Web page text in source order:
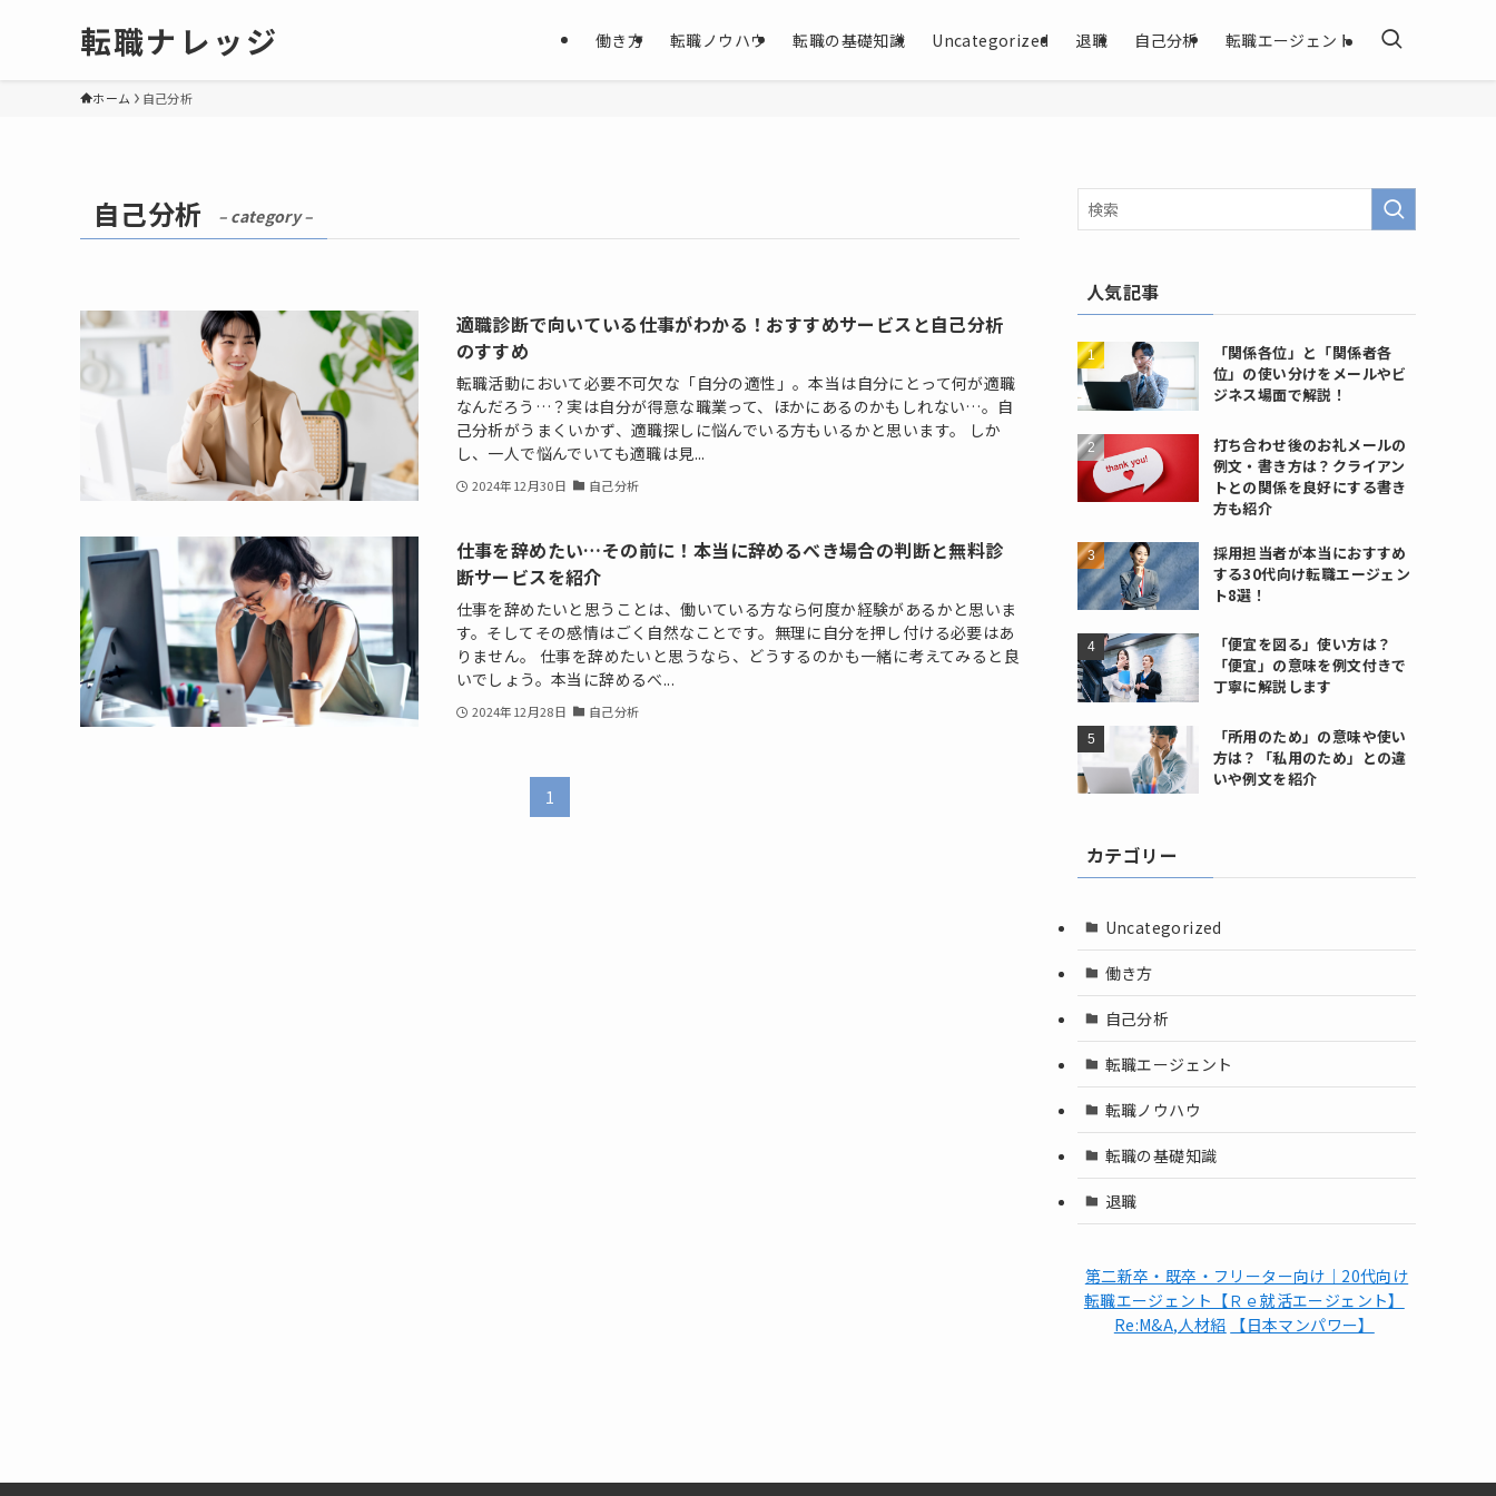
転職ナレッジ 働き方 転職ノウハウ 転職の基礎知識 Uncategorized 退職 自己分析 転職エージェント
ホーム 自己分析
自己分析 – category –
適職診断で向いている仕事がわかる！おすすめサービスと自己分析
のすすめ
転職活動において必要不可欠な「自分の適性」。本当は自分にとって何が適職
なんだろう…？実は自分が得意な職業って、ほかにあるのかもしれない…。自
己分析がうまくいかず、適職探しに悩んでいる方もいるかと思います。 しか
し、一人で悩んでいても適職は見...
2024年12月30日 自己分析
仕事を辞めたい…その前に！本当に辞めるべき場合の判断と無料診
断サービスを紹介
仕事を辞めたいと思うことは、働いている方なら何度か経験があるかと思いま
す。そしてその感情はごく自然なことです。無理に自分を押し付ける必要はあ
りません。 仕事を辞めたいと思うなら、どうするのかも一緒に考えてみると良
いでしょう。本当に辞めるべ...
2024年12月28日 自己分析
1
人気記事
「関係各位」と「関係者各
位」の使い分けをメールやビ
ジネス場面で解説！
打ち合わせ後のお礼メールの
例文・書き方は？クライアン
トとの関係を良好にする書き
方も紹介
採用担当者が本当におすすめ
する30代向け転職エージェン
ト8選！
「便宜を図る」使い方は？
「便宜」の意味を例文付きで
丁寧に解説します
「所用のため」の意味や使い
方は？「私用のため」との違
いや例文を紹介
カテゴリー
Uncategorized
働き方
自己分析
転職エージェント
転職ノウハウ
転職の基礎知識
退職
第二新卒・既卒・フリーター向け｜20代向け
転職エージェント【Ｒｅ就活エージェント】
Re:M&A,人材紹
【日本マンパワー】